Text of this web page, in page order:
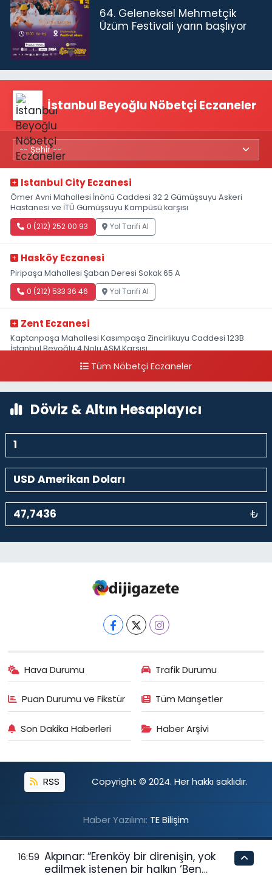
64. Geleneksel Mehmetçik
Üzüm Festivali yarın başlıyor
İstanbul Beyoğlu Nöbetçi Eczaneler
Istanbul City Eczanesi
Ömer Avni Mahallesi İnönü Caddesi 32 2 Gümüşsuyu Askeri
Hastanesi ve İTÜ Gümüşsuyu Kampüsü karşısı
0 (212) 252 00 93 Yol Tarifi Al
Hasköy Eczanesi
Piripaşa Mahallesi Şaban Deresi Sokak 65 A
0 (212) 533 36 46 Yol Tarifi Al
Zent Eczanesi
Kaptanpaşa Mahallesi Kasımpaşa Zincirlikuyu Caddesi 123B
İstanbul Beyoğlu 4 Nolu ASM Karşısı
0 (212) 297 96 92 Yol Tarifi Al
Tüm Nöbetçi Eczaneler
Döviz & Altın Hesaplayıcı
₺
Hava Durumu Trafik Durumu
Puan Durumu ve Fikstür Tüm Manşetler
Son Dakika Haberleri Haber Arşivi
RSS Copyright © 2024. Her hakkı saklıdır.
Haber Yazılımı: TE Bilişim
16:59 Akpınar: “Erenköy bir direnişin, yok
edilmek istenen bir halkın ‘Ben